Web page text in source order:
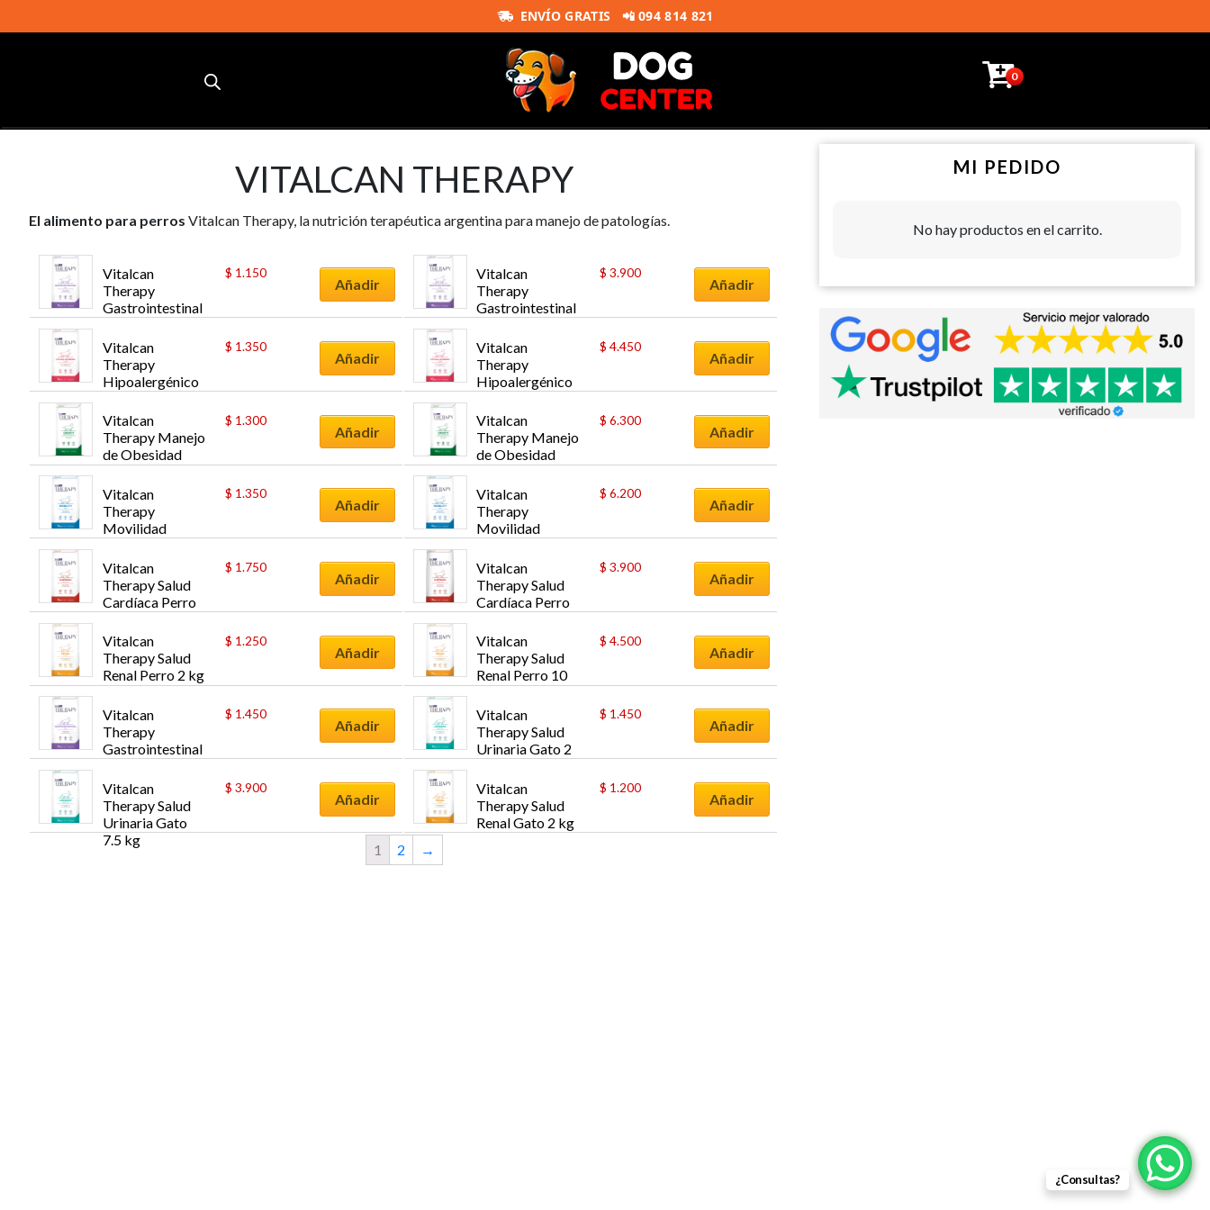
ENVÍO GRATIS 📲 094 814 821
0
VITALCAN THERAPY
El alimento para perros Vitalcan Therapy, la nutrición terapéutica argentina para manejo de patologías.
Vitalcan
Therapy
Gastrointestinal
$ 1.150
Añadir
Vitalcan
Therapy
Gastrointestinal
$ 3.900
Añadir
Vitalcan
Therapy
Hipoalergénico
$ 1.350
Añadir
Vitalcan
Therapy
Hipoalergénico
$ 4.450
Añadir
Vitalcan
Therapy Manejo
de Obesidad
$ 1.300
Añadir
Vitalcan
Therapy Manejo
de Obesidad
$ 6.300
Añadir
Vitalcan
Therapy
Movilidad
kg
$ 1.350
Añadir
Vitalcan
Therapy
Movilidad
15 kg
$ 6.200
Añadir
Vitalcan
Therapy Salud
Cardíaca Perro
$ 1.750
Añadir
Vitalcan
Therapy Salud
Cardíaca Perro
$ 3.900
Añadir
Vitalcan
Therapy Salud
Renal Perro 2 kg
$ 1.250
Añadir
Vitalcan
Therapy Salud
Renal Perro 10
$ 4.500
Añadir
Vitalcan
Therapy
Gastrointestinal
$ 1.450
Añadir
Vitalcan
Therapy Salud
Urinaria Gato 2
$ 1.450
Añadir
Vitalcan
Therapy Salud
Urinaria Gato
7.5 kg
$ 3.900
Añadir
Vitalcan
Therapy Salud
Renal Gato 2 kg
$ 1.200
Añadir
1 2 →
MI PEDIDO
No hay productos en el carrito.
¿Consultas?